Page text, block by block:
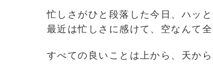
忙しさがひと段落した今日、ハッと
最近は忙しさに感けて、空なんて
すべての良いことは上から、天から